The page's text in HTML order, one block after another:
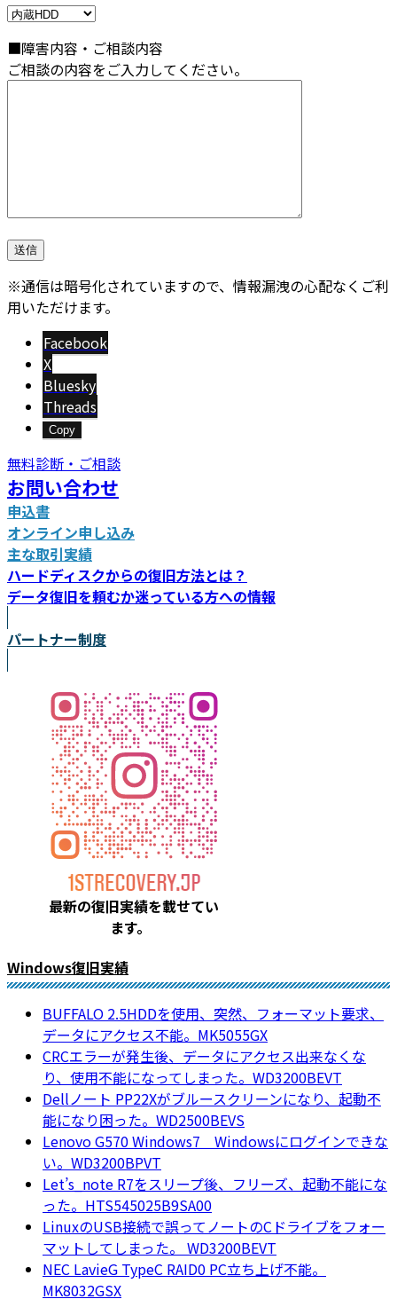
■障害内容・ご相談内容
ご相談の内容をご入力してください。
※通信は暗号化されていますので、情報漏洩の心配なくご利
用いただけます。
Facebook
X
Bluesky
Threads
Copy
無料診断・ご相談
お問い合わせ
申込書
オンライン申し込み
主な取引実績
ハードディスクからの復旧方法とは？
データ復旧を頼むか迷っている方への情報
パートナー制度
最新の復旧実績を載せてい
ます。
Windows復旧実績
BUFFALO 2.5HDDを使用、突然、フォーマット要求、
データにアクセス不能。MK5055GX
CRCエラーが発生後、データにアクセス出来なくな
り、使用不能になってしまった。WD3200BEVT
Dellノート PP22Xがブルースクリーンになり、起動不
能になり困った。WD2500BEVS
Lenovo G570 Windows7 Windowsにログインできな
い。WD3200BPVT
Let’s_note R7をスリープ後、フリーズ、起動不能にな
った。HTS545025B9SA00
LinuxのUSB接続で誤ってノートのCドライブをフォー
マットしてしまった。 WD3200BEVT
NEC LavieG TypeC RAID0 PC立ち上げ不能。
MK8032GSX